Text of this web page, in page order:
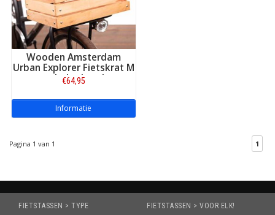
Wooden Amsterdam
Urban Explorer Fietskrat M
met bekerhouder
€64,95
Informatie
Pagina 1 van 1 1
FIETSTASSEN > TYPE FIETSTASSEN > VOOR ELK!